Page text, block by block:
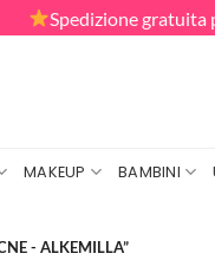
Spedizione gratuita
MAKEUP BAMBINI
- ALKEMILLA”